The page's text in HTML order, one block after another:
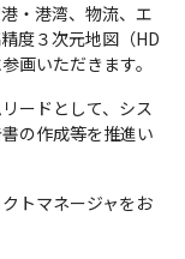
・港湾、物流、エ
度３次元地図（HD
画いただきます。
ードとして、シス
の作成等を推進い
トマネージャをお